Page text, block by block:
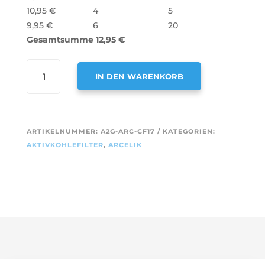
10,95 € 4
5
9,95 € 6
20
Gesamtsumme 12,95 €
AKTIVKOHLEFILTER
9197066118
/
EFF75
IN DEN WARENKORB
T
E
ARTIKELNUMMER: A2G-ARC-CF17
KATEGORIEN:
AKTIVKOHLEFILTER, ARCELIK